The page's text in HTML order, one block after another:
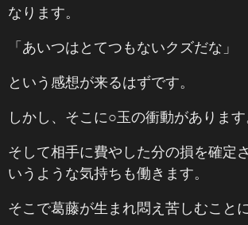
なります。
「あいつはとてつもないクズだな」
という感想が来るはずです。
しかし、そこに○玉の衝動があります
そして相手に費やした分の損を確定
いうような気持ちも働きます。
そこで葛藤が生まれ悶え苦しむこと